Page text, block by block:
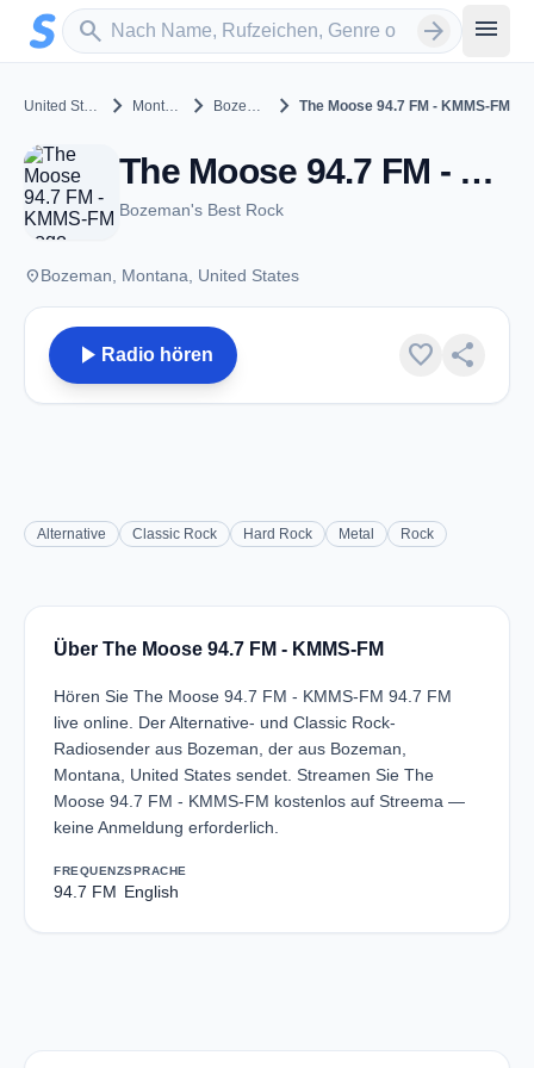
Zum Hauptinhalt springen
search
Sender suchen arrow_forward menu
United States chevron_right Montana chevron_right Bozeman chevron_right The Moose 94.7 FM - KMMS-FM
The Moose 94.7 FM - KMMS-FM - FM 94.7 - Bozeman, MT
Bozeman's Best Rock
placeBozeman, Montana, United States
play_arrow Radio hören favorite share
Alternative Classic Rock Hard Rock Metal Rock
Über The Moose 94.7 FM - KMMS-FM
Hören Sie The Moose 94.7 FM - KMMS-FM 94.7 FM
live online. Der Alternative- und Classic Rock-
Radiosender aus Bozeman, der aus Bozeman,
Montana, United States sendet. Streamen Sie The
Moose 94.7 FM - KMMS-FM kostenlos auf Streema —
keine Anmeldung erforderlich.
FREQUENZ
94.7 FM
SPRACHE
English